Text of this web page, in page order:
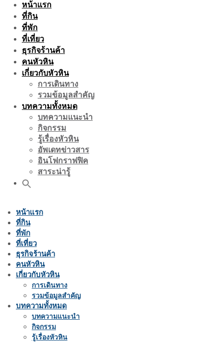
หน้าแรก
ที่กิน
ที่พัก
ที่เที่ยว
ธุรกิจร้านค้า
คนหัวหิน
เกี่ยวกับหัวหิน
การเดินทาง
รวมข้อมูลสำคัญ
บทความทั้งหมด
บทความแนะนำ
กิจกรรม
รู้เรื่องหัวหิน
อัพเดทข่าวสาร
อินโฟกราฟฟิค
สาระน่ารู้
หน้าแรก
ที่กิน
ที่พัก
ที่เที่ยว
ธุรกิจร้านค้า
คนหัวหิน
เกี่ยวกับหัวหิน
การเดินทาง
รวมข้อมูลสำคัญ
บทความทั้งหมด
บทความแนะนำ
กิจกรรม
รู้เรื่องหัวหิน